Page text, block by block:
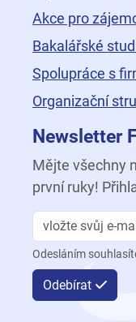
Akce pro
Bakalářské
Spolupráce s
Organizační
Newsletter
Mějte všechny
první ruky!
Odesláním
Odebírat